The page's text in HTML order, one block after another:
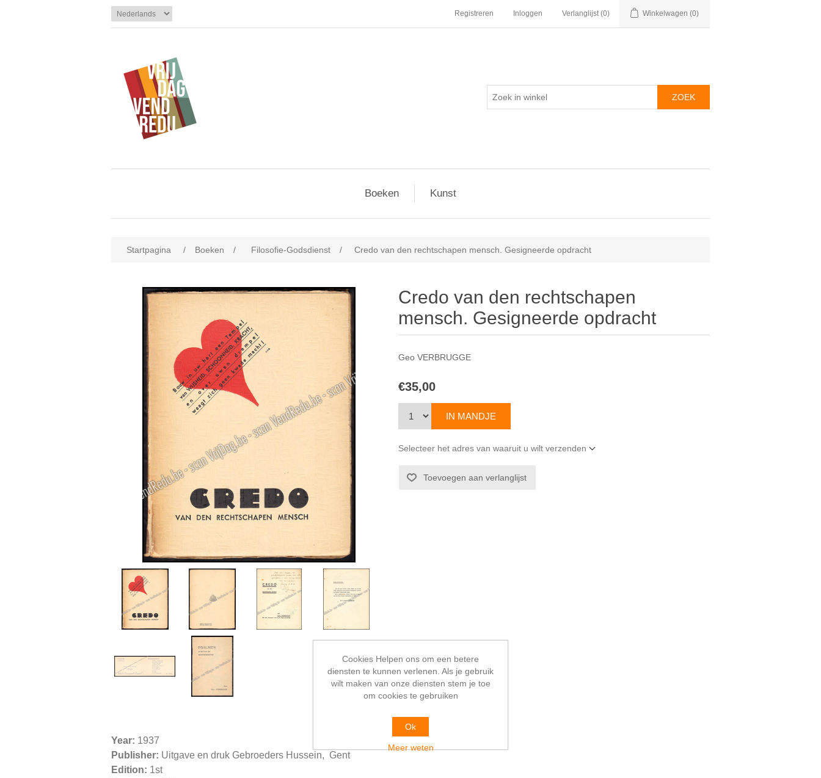
Registreren Inloggen Verlanglijst (0) Winkelwagen (0)
Boeken Kunst
Startpagina / Boeken / Filosofie-Godsdienst / Credo van den rechtschapen mensch. Gesigneerde opdracht
Credo van den rechtschapen
mensch. Gesigneerde opdracht
Geo VERBRUGGE
€35,00
Selecteer het adres van waaruit u wilt verzenden
Year: 1937
Publisher: Uitgave en druk Gebroeders Hussein, Gent
Edition: 1st
Cookies Helpen ons om een betere
diensten te kunnen verlenen. Als je gebruik
wilt maken van onze diensten stem je toe
om cookies te gebruiken
Ok
Meer weten